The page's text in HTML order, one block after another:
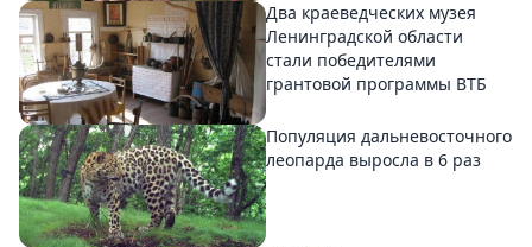
Два краеведческих музея
Ленинградской области
стали победителями
грантовой программы ВТБ
Популяция дальневосточного
леопарда выросла в 6 раз